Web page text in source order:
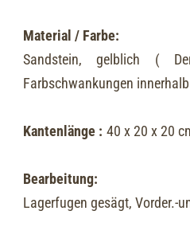
Material / Farbe:
Sandstein, gelblich (
Farbschwankungen
Kantenlänge : 40 x 20 x 20
Bearbeitung:
Lagerfugen gesägt, Vorder.-